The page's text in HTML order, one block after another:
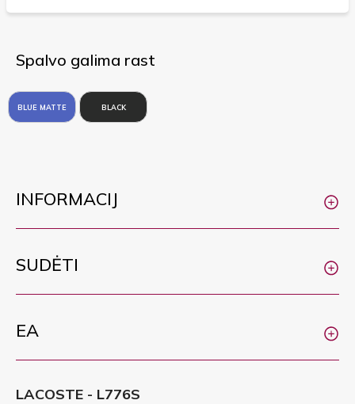
Spalvo galima rast
BLUE MATTE BLACK
INFORMACIJ
SUDĖTI
EA
LACOSTE - L776S